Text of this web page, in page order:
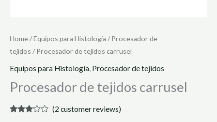
Home/Equipos para Histología /Procesador de
tejidos / Procesador de tejidos carrusel
Equipos para Histología Procesador de tejidos
Procesador de tejidos carrusel
(2 customer reviews)